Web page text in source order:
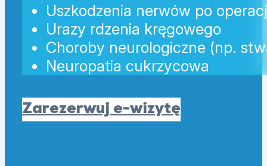
Uszkodzenia nerwów po
Urazy rdzenia kręgowego
Choroby neurologiczne (np.
Neuropatia cukrzycowa
Zarezerwuj e-wizytę